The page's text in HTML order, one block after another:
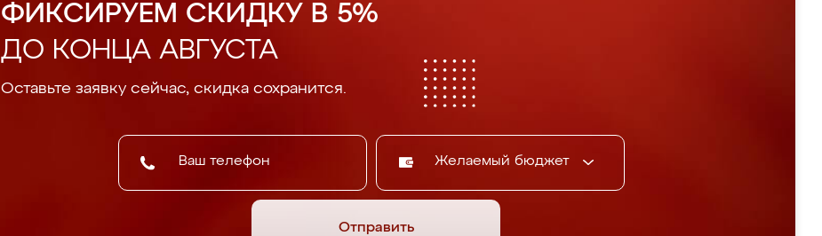
ФИКСИРУЕМ СКИДКУ В 5%
ДО КОНЦА АВГУСТА
Оставьте заявку сейчас, скидка сохранится.
Желаемый бюджет
Отправить